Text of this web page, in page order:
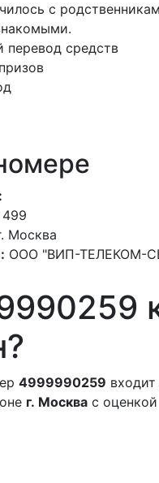
с
средств
499
Москва
ООО "ВИП-ТЕЛЕКОМ-
4999990259
г. Москва с оценкой